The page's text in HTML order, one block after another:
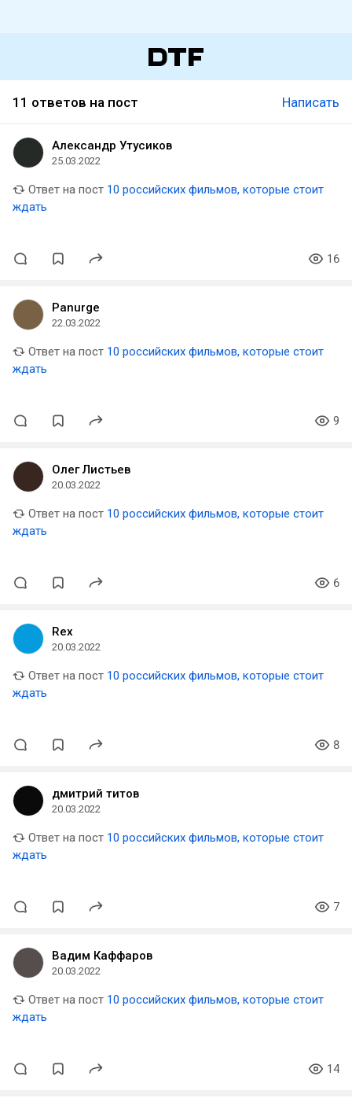
11 ответов на пост Написать
Александр Утусиков
25.03.2022
Ответ на пост 10 российских фильмов, которые стоит
ждать
16
Panurge
22.03.2022
Ответ на пост 10 российских фильмов, которые стоит
ждать
9
Олег Листьев
20.03.2022
Ответ на пост 10 российских фильмов, которые стоит
ждать
6
Rex
20.03.2022
Ответ на пост 10 российских фильмов, которые стоит
ждать
8
дмитрий титов
20.03.2022
Ответ на пост 10 российских фильмов, которые стоит
ждать
7
Вадим Каффаров
20.03.2022
Ответ на пост 10 российских фильмов, которые стоит
ждать
14